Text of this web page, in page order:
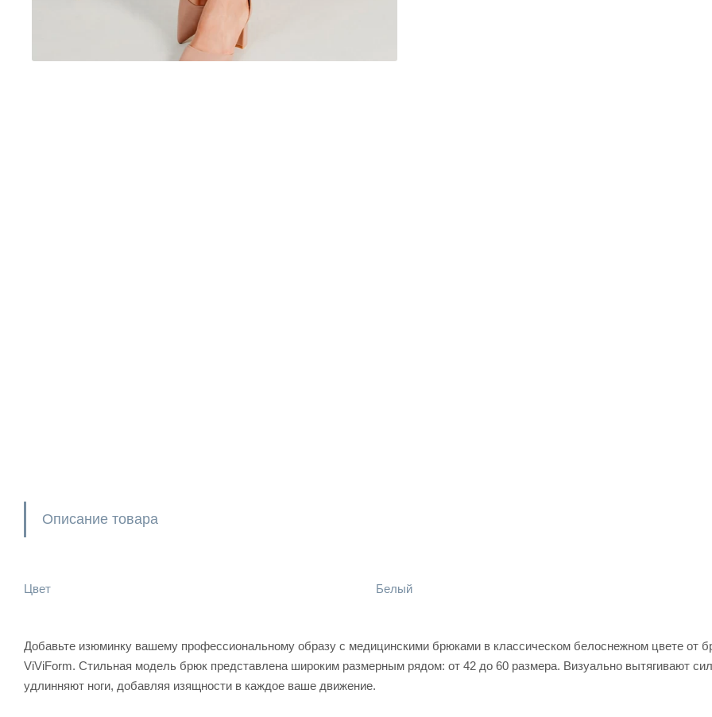
Описание товара
Цвет Белый
Добавьте изюминку вашему профессиональному образу с медицинскими брюками в классическом белоснежном цвете от
ViViForm. Стильная модель брюк представлена широким размерным рядом: от 42 до 60 размера. Визуально вытягивают
удлинняют ноги, добавляя изящности в каждое ваше движение.